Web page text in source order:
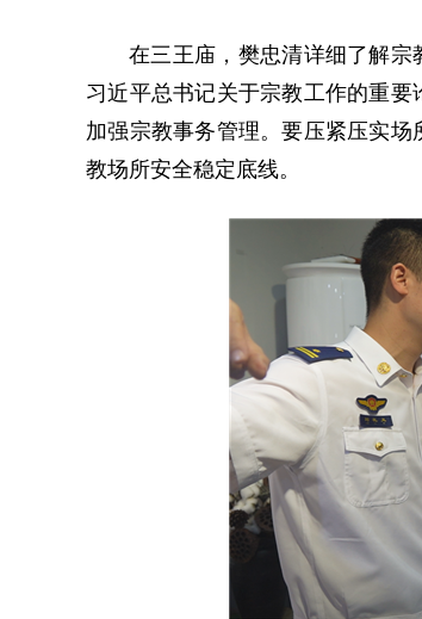
在三王庙，樊忠清详细了解宗
习近平总书记关于宗教工作的重
加强宗教事务管理。要压紧压实
教场所安全稳定底线。